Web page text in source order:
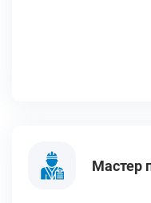
Мастер